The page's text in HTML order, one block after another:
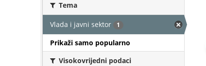
Tema
Vlada i javni sektor 1
Prikaži samo popularno
Visokovrijedni podaci